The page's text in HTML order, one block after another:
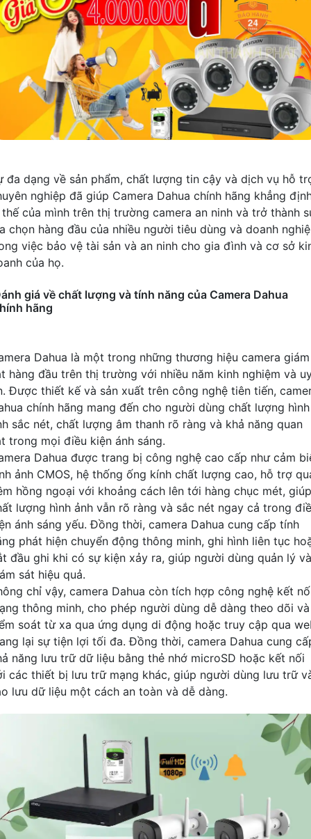
đa dạng về sản phẩm, chất lượng tin cậy và dịch vụ hỗ
nghiệp đã giúp Camera Dahua chính hãng khẳng
của mình trên thị trường camera an ninh và trở thành
chọn hàng đầu của nhiều người tiêu dùng và doanh
việc bảo vệ tài sản và an ninh cho gia đình và cơ sở
của họ.
giá về chất lượng và tính năng của Camera Dahua
hãng
Dahua là một trong những thương hiệu camera giám
hàng đầu trên thị trường với nhiều năm kinh nghiệm và
Được thiết kế và sản xuất trên công nghệ tiên tiến,
chính hãng mang đến cho người dùng chất lượng hình
sắc nét, chất lượng âm thanh rõ ràng và khả năng quan
trong mọi điều kiện ánh sáng.
Dahua được trang bị công nghệ cao cấp như cảm
ảnh CMOS, hệ thống ống kính chất lượng cao, hỗ trợ
hồng ngoại với khoảng cách lên tới hàng chục mét, giúp
lượng hình ảnh vẫn rõ ràng và sắc nét ngay cả trong
ánh sáng yếu. Đồng thời, camera Dahua cung cấp tính
phát hiện chuyển động thông minh, ghi hình liên tục
đầu ghi khi có sự kiện xảy ra, giúp người dùng quản lý và
sát hiệu quả.
chỉ vậy, camera Dahua còn tích hợp công nghệ kết
thông minh, cho phép người dùng dễ dàng theo dõi và
soát từ xa qua ứng dụng di động hoặc truy cập qua
lại sự tiện lợi tối đa. Đồng thời, camera Dahua cung
năng lưu trữ dữ liệu bằng thẻ nhớ microSD hoặc kết nối
các thiết bị lưu trữ mạng khác, giúp người dùng lưu trữ
lưu dữ liệu một cách an toàn và dễ dàng.